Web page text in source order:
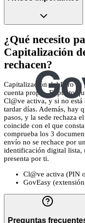
¿Qué necesito
Capitalización
rechacen?
Capitalización del Paro es
cuenta propia. El punto
Cl@ve activa, y si no
tardar días. Además, hay
pasos, y la sede rechaza
coincide con el que
comprueba los 3
envío no se rechace por
identificación digital lista,
presenta por ti.
Cl@ve activa (PIN
GovEasy
Preguntas